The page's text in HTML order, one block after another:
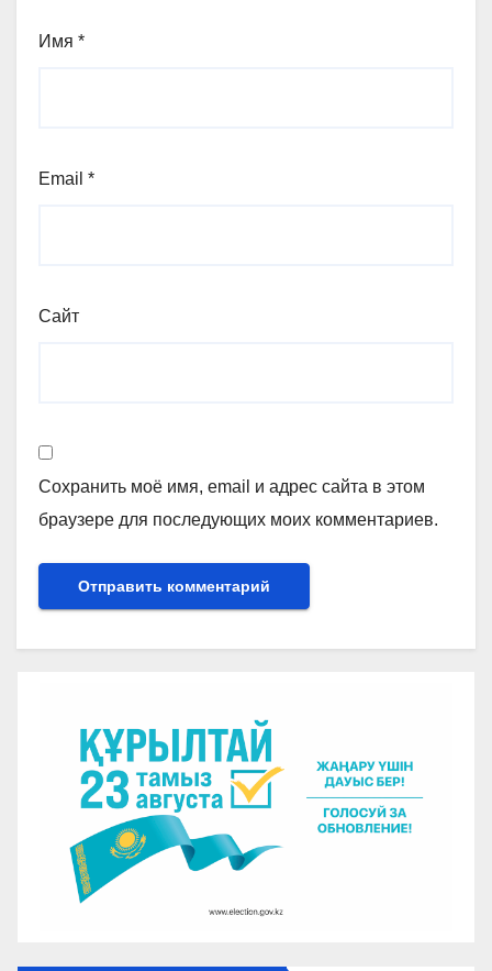
Имя *
Email *
Сайт
Сохранить моё имя, email и адрес сайта в этом
браузере для последующих моих комментариев.